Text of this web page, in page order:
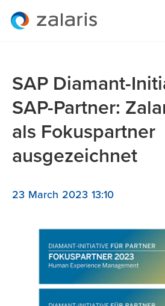
SAP Diamant-
SAP-Partner:
als Fokuspartner
ausgezeichnet
23 March 2023 13:10